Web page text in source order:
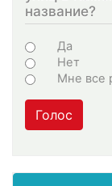
название?
Варіанти
Да
Нет
Мне все
Голос